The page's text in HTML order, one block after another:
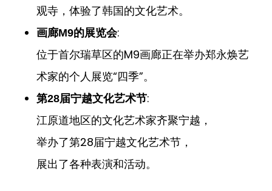
观寺，体验了韩国的文化艺术。
画廊M9的展览会:
位于首尔瑞草区的M9画廊正在举办郑永焕艺
术家的个人展览“四季”。
第28届宁越文化艺术节:
江原道地区的文化艺术家齐聚宁越，
举办了第28届宁越文化艺术节，
展出了各种表演和活动。